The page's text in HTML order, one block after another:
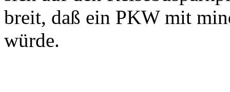
breit, daß ein PKW mit
würde.